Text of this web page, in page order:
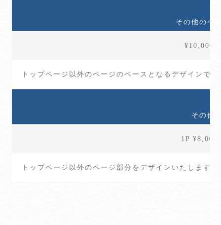
その他のペ
¥10,000
トップページ以外のページのベースとなるデザインで
その他
1P ¥8,000
トップページ以外のページ部分をデザインいたします